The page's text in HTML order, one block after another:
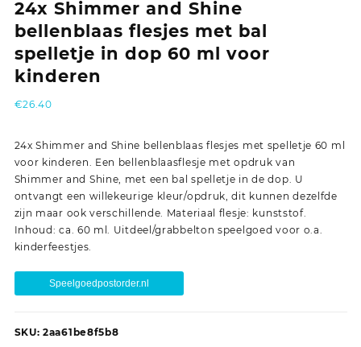
24x Shimmer and Shine
bellenblaas flesjes met bal
spelletje in dop 60 ml voor
kinderen
€26.40
24x Shimmer and Shine bellenblaas flesjes met spelletje 60 ml
voor kinderen. Een bellenblaasflesje met opdruk van
Shimmer and Shine, met een bal spelletje in de dop. U
ontvangt een willekeurige kleur/opdruk, dit kunnen dezelfde
zijn maar ook verschillende. Materiaal flesje: kunststof.
Inhoud: ca. 60 ml. Uitdeel/grabbelton speelgoed voor o.a.
kinderfeestjes.
Speelgoedpostorder.nl
SKU: 2aa61be8f5b8